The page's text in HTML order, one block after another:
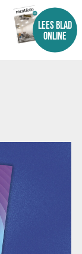
LEES BLAD
ONLINE